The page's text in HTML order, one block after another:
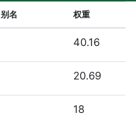
别名 权重
40.16
20.69
18